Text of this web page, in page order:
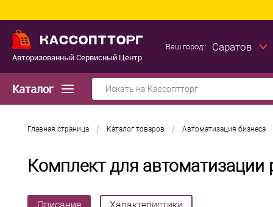
Авторизованный Сервисный Центр
Ваш город:: Саратов
Каталог
Главная страница / Каталог товаров / Автоматизация бизнеса
Комплект для